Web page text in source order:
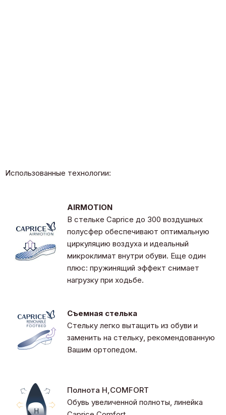
Использованные технологии:
AIRMOTION
В стельке Caprice до 300 воздушных
полусфер обеспечивают оптимальную
циркуляцию воздуха и идеальный
микроклимат внутри обуви. Еще один
плюс: пружинящий эффект снимает
нагрузку при ходьбе.
Съемная стелька
Стельку легко вытащить из обуви и
заменить на стельку, рекомендованную
Вашим ортопедом.
Полнота Н,COMFORT
Обувь увеличенной полноты, линейка